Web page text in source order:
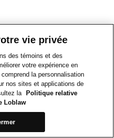
vie privée
des témoins et des
votre expérience en
la personnalisation
nos sites et applications de
la
Politique relative
Loblaw